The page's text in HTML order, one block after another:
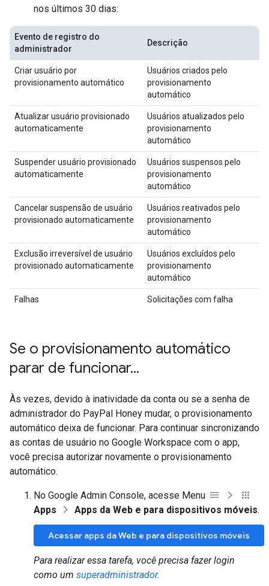
nos últimos 30 dias:
Evento de registro do
administrador
Descrição
Criar usuário por
provisionamento automático
Usuários criados pelo
provisionamento
automático
Atualizar usuário provisionado
automaticamente
Usuários atualizados pelo
provisionamento
automático
Suspender usuário provisionado
automaticamente
Usuários suspensos pelo
provisionamento
automático
Cancelar suspensão de usuário
provisionado automaticamente
Usuários reativados pelo
provisionamento
automático
Exclusão irreversível de usuário
provisionado automaticamente
Usuários excluídos pelo
provisionamento
automático
Falhas Solicitações com falha
Se o provisionamento automático
parar de funcionar...
Às vezes, devido à inatividade da conta ou se a senha de
administrador do PayPal Honey mudar, o provisionamento
automático deixa de funcionar. Para continuar sincronizando
as contas de usuário no Google Workspace com o app,
você precisa autorizar novamente o provisionamento
automático.
No Google Admin Console, acesse Menu
Apps
Apps da Web e para dispositivos móveis.
Acessar apps da Web e para dispositivos móveis
Para realizar essa tarefa, você precisa fazer login
como um superadministrador.